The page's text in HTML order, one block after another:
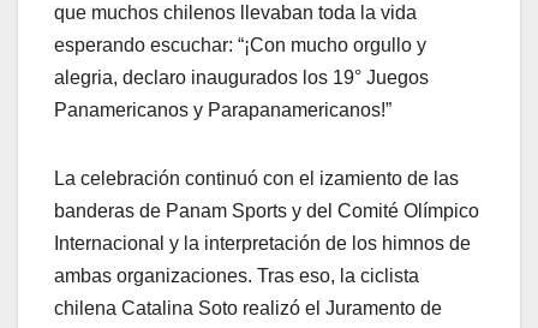
que muchos chilenos llevaban toda la vida
esperando escuchar: “¡Con mucho orgullo y
alegria, declaro inaugurados los 19° Juegos
Panamericanos y Parapanamericanos!”
La celebración continuó con el izamiento de las
banderas de Panam Sports y del Comité Olímpico
Internacional y la interpretación de los himnos de
ambas organizaciones. Tras eso, la ciclista
chilena Catalina Soto realizó el Juramento de